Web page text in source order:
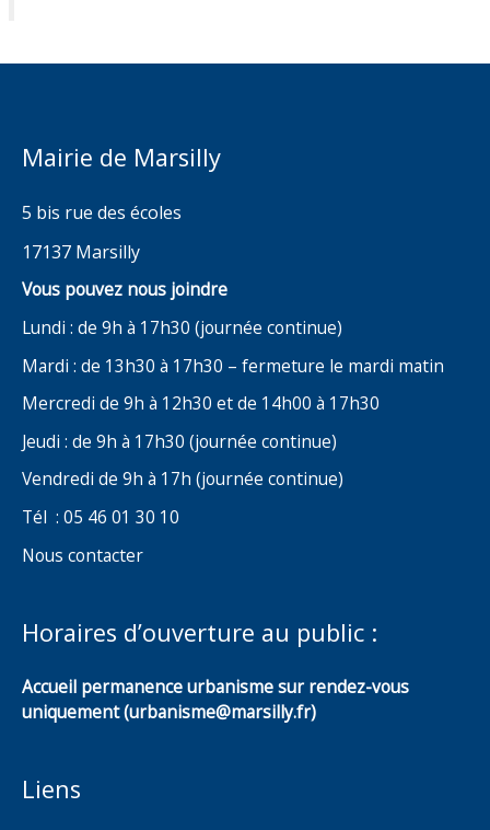
Mairie de Marsilly
5 bis rue des écoles
17137 Marsilly
Vous pouvez nous joindre
Lundi : de 9h à 17h30 (journée continue)
Mardi : de 13h30 à 17h30 – fermeture le mardi matin
Mercredi de 9h à 12h30 et de 14h00 à 17h30
Jeudi : de 9h à 17h30 (journée continue)
Vendredi de 9h à 17h (journée continue)
Tél : 05 46 01 30 10
Nous contacter
Horaires d’ouverture au public :
Accueil permanence urbanisme sur rendez-vous
uniquement (urbanisme@marsilly.fr)
Liens